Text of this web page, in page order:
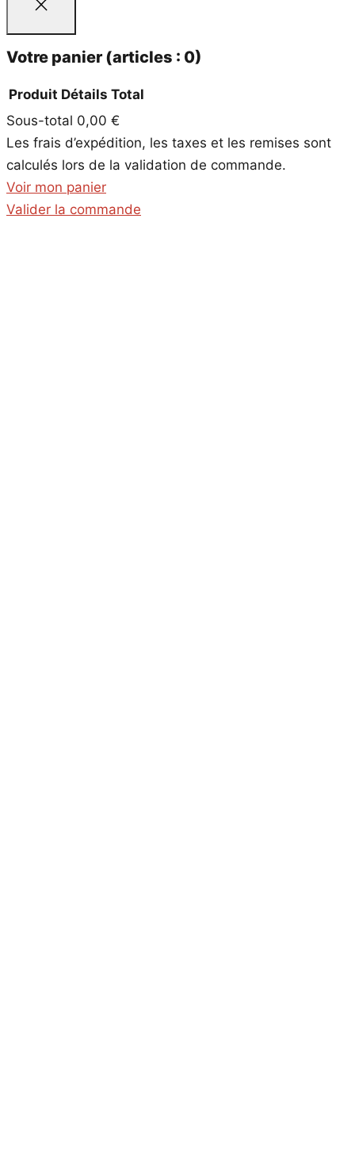
Votre panier (articles : 0)
Produits
dans
le
panier
Produit Détails Total
Sous-total 0,00 €
Les frais d’expédition, les taxes et les remises sont
calculés lors de la validation de commande.
Voir mon panier
Valider la commande